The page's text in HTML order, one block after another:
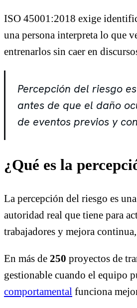
ISO 45001:2018 exige
una persona interpreta lo que
entrenarlos sin caer en
Percepción del riesgo
antes de que el daño
de eventos previos y
¿Qué es la
La percepción del riesgo es
autoridad real que tiene para
trabajadores y mejora
En más de 250 proyectos de
gestionable cuando el equipo
comportamental funciona